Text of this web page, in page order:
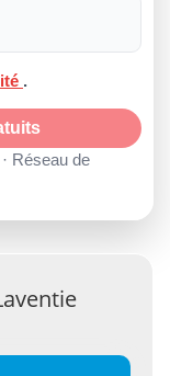
.
Réseau de